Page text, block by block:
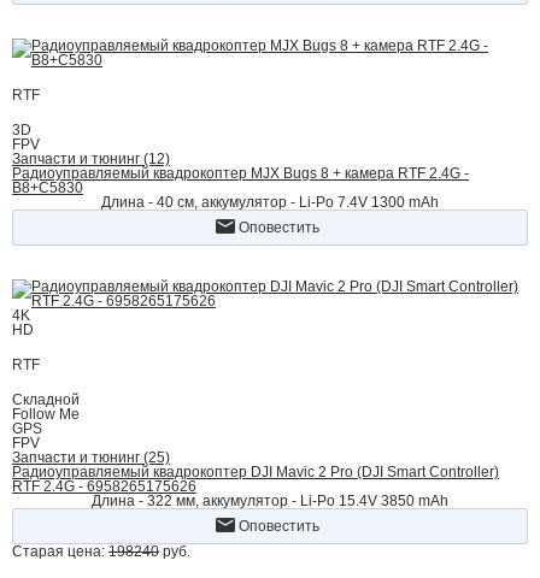
RTF
3D
FPV
Запчасти и тюнинг (12)
Радиоуправляемый квадрокоптер MJX Bugs 8 + камера RTF 2.4G -
B8+C5830
Длина - 40 см, аккумулятор - Li-Po 7.4V 1300 mAh
Оповестить
4K
HD
RTF
Складной
Follow Me
GPS
FPV
Запчасти и тюнинг (25)
Радиоуправляемый квадрокоптер DJI Mavic 2 Pro (DJI Smart Controller)
RTF 2.4G - 6958265175626
Длина - 322 мм, аккумулятор - Li-Po 15.4V 3850 mAh
Оповестить
Старая цена: 198240 руб.